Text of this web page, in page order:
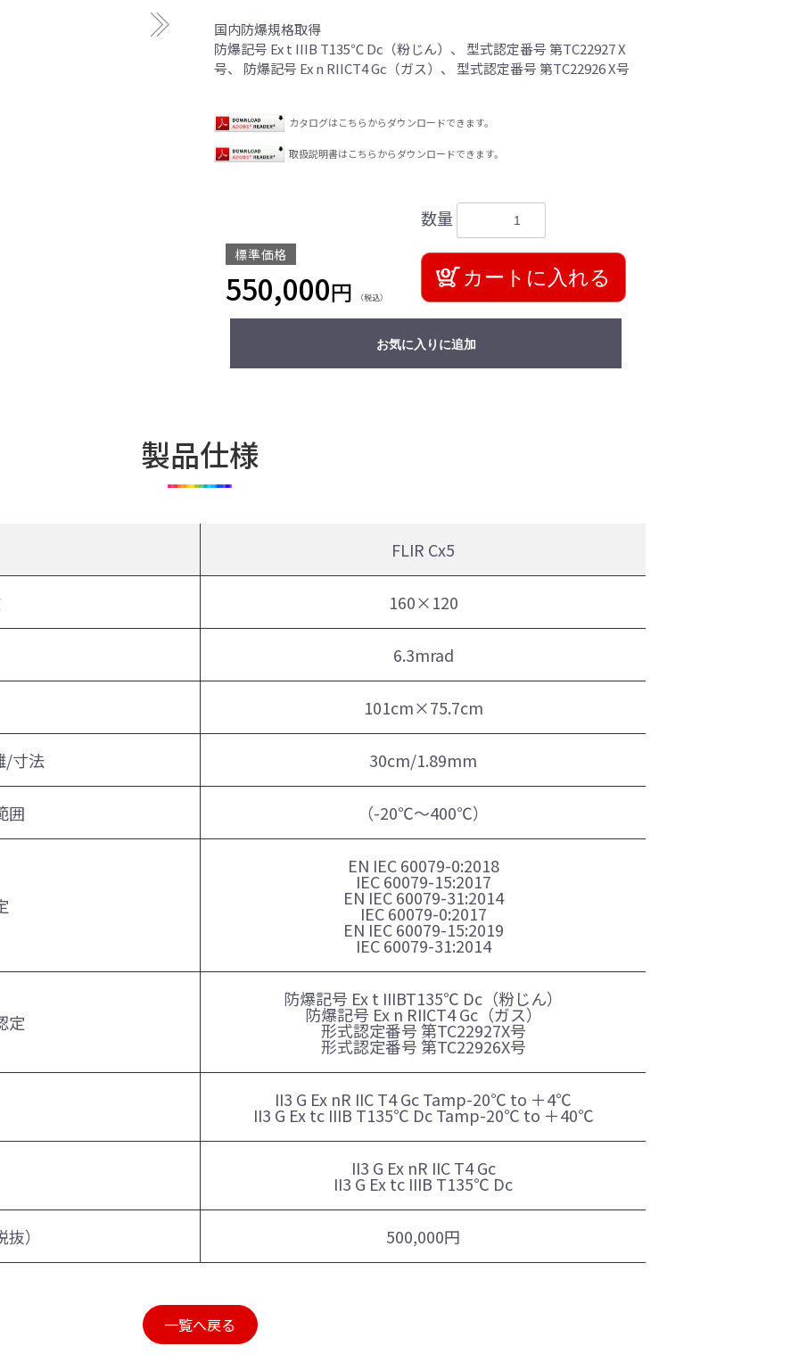
国内防爆規格取得
防爆記号 Ex t IIIB T135℃ Dc（粉じん）、 型式認定番号 第TC22927 X
号、 防爆記号 Ex n RIICT4 Gc（ガス）、 型式認定番号 第TC22926 X号
カタログはこちらからダウンロードできます。
取扱説明書はこちらからダウンロードできます。
標準価格
550,000円 （税込）
数量
カートに入れる
お気に入りに追加
製品仕様
FLIR Cx5
160×120
6.3mrad
101cm×75.7cm
/寸法 30cm/1.89mm
囲 （-20℃～400℃）
EN IEC 60079-0:2018
IEC 60079-15:2017
EN IEC 60079-31:2014
IEC 60079-0:2017
EN IEC 60079-15:2019
IEC 60079-31:2014
定
防爆記号 Ex t IIIBT135℃ Dc（粉じん）
防爆記号 Ex n RIICT4 Gc（ガス）
形式認定番号 第TC22927X号
形式認定番号 第TC22926X号
II3 G Ex nR IIC T4 Gc Tamp-20℃ to ＋4℃
II3 G Ex tc IIIB T135℃ Dc Tamp-20℃ to ＋40℃
II3 G Ex nR IIC T4 Gc
II3 G Ex tc IIIB T135℃ Dc
） 500,000円
一覧へ戻る